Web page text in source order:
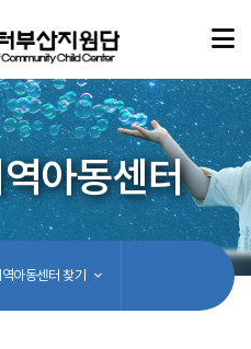
아동센터
아동센터 찾기